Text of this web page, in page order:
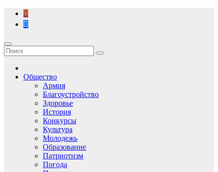
Перейти
содержимому
Общество
Армия
Благоустройство
Здоровье
История
Конкурсы
Культура
Молодежь
Образование
Патриотизм
Погода